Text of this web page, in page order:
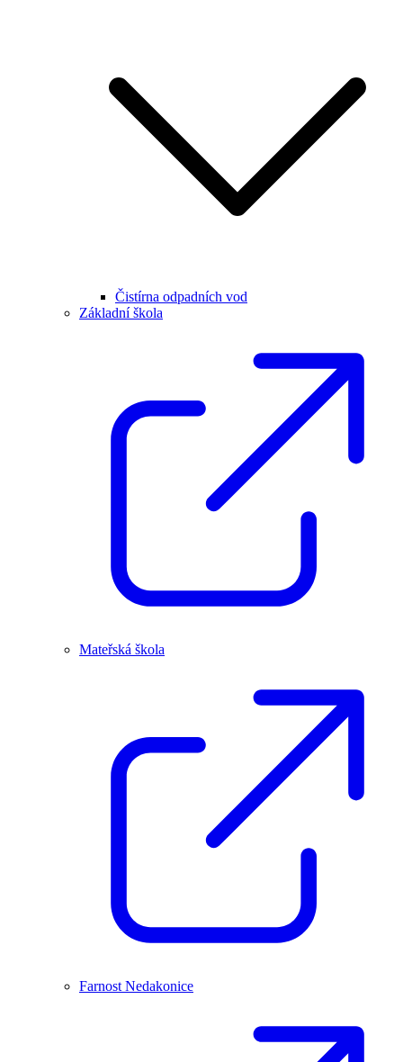
Čistírna odpadních vod
Základní škola
Mateřská škola
Farnost Nedakonice